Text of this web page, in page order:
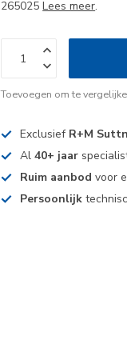
265025Lees meer.
Toevoegen om te
Exclusief R+M
Al40+ jaar
Ruim aanbod voor
Persoonlijk